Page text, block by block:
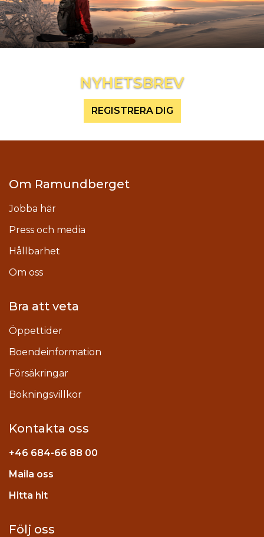
NYHETSBREV
REGISTRERA DIG
Om Ramundberget
Jobba här
Press och media
Hållbarhet
Om oss
Bra att veta
Öppettider
Boendeinformation
Försäkringar
Bokningsvillkor
Kontakta oss
+46 684-66 88 00
Maila oss
Hitta hitstagram
Följ oss